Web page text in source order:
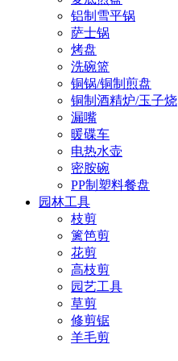
铝制雪平锅
萨士锅
烤盘
洗碗篮
铜锅/铜制煎盘
铜制酒精炉/玉子烧
漏嘴
暖碟车
电热水壶
密胺碗
PP制塑料餐盘
园林工具
枝剪
篱笆剪
花剪
高枝剪
园艺工具
草剪
修剪锯
羊毛剪